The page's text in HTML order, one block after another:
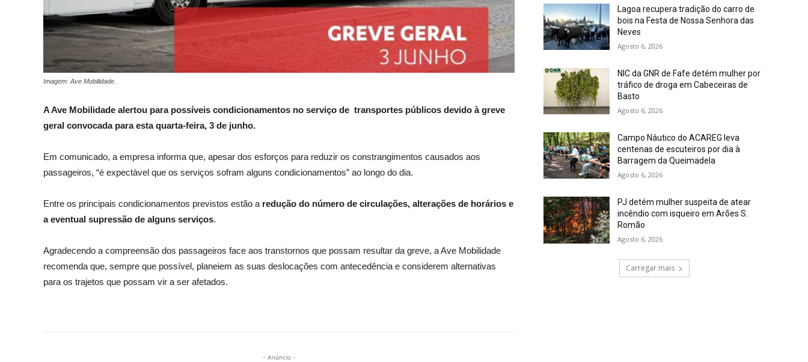
Imagem: Ave Mobilidade.
A Ave Mobilidade alertou para possíveis condicionamentos no serviço de transportes públicos devido à greve
geral convocada para esta quarta-feira, 3 de junho.
Em comunicado, a empresa informa que, apesar dos esforços para reduzir os constrangimentos causados aos
passageiros, “é expectável que os serviços sofram alguns condicionamentos” ao longo do dia.
Entre os principais condicionamentos previstos estão a redução do número de circulações, alterações de horários e
a eventual supressão de alguns serviços.
Agradecendo a compreensão dos passageiros face aos transtornos que possam resultar da greve, a Ave Mobilidade
recomenda que, sempre que possível, planeiem as suas deslocações com antecedência e considerem alternativas
para os trajetos que possam vir a ser afetados.
- Anúncio -
Lagoa recupera tradição do carro de
bois na Festa de Nossa Senhora das
Neves
Agosto 6, 2026
NIC da GNR de Fafe detém mulher por
tráfico de droga em Cabeceiras de
Basto
Agosto 6, 2026
Campo Náutico do ACAREG leva
centenas de escuteiros por dia à
Barragem da Queimadela
Agosto 6, 2026
PJ detém mulher suspeita de atear
incêndio com isqueiro em Arões S.
Romão
Agosto 6, 2026
Carregar mais